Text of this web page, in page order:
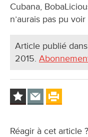
Cubana,
n’aurais pas pu
Article publié
2015.
Réagir à cet article